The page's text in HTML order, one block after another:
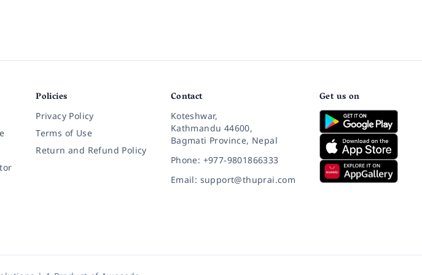
Policies
Privacy Policy
Terms of Use
Return and Refund Policy
Contact
Koteshwar,
Kathmandu 44600,
Bagmati Province, Nepal
Phone: +977-9801866333
Email: support@thuprai.com
Get us on